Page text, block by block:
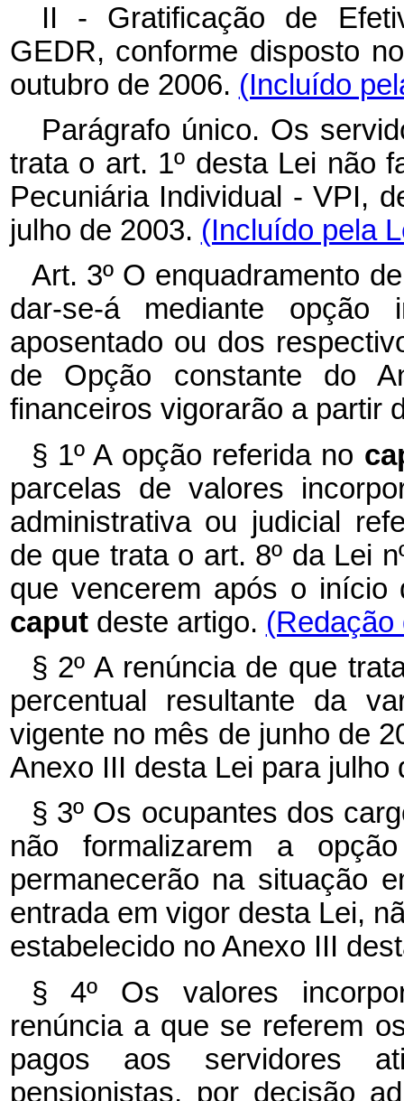
II - Gratificação de
GEDR, conforme disposto
outubro de 2006. (Incluído
Parágrafo único. Os
trata o art. 1º desta Lei não
Pecuniária Individual - VPI,
julho de 2003. (Incluído pela
Art. 3º O enquadramento
dar-se-á mediante opção
aposentado ou dos
de Opção constante do
financeiros vigorarão a partir
§ 1º A opção referida no
parcelas de valores
administrativa ou judicial
de que trata o art. 8º da Lei
que vencerem após o início
caput deste artigo. (Redação
§ 2º A renúncia de que
percentual resultante da
vigente no mês de junho de
Anexo III desta Lei para julho
§ 3º Os ocupantes dos
não formalizarem a
permanecerão na situação
entrada em vigor desta Lei,
estabelecido no Anexo III
§ 4º Os valores
renúncia a que se referem
pagos aos servidores
pensionistas, por decisão